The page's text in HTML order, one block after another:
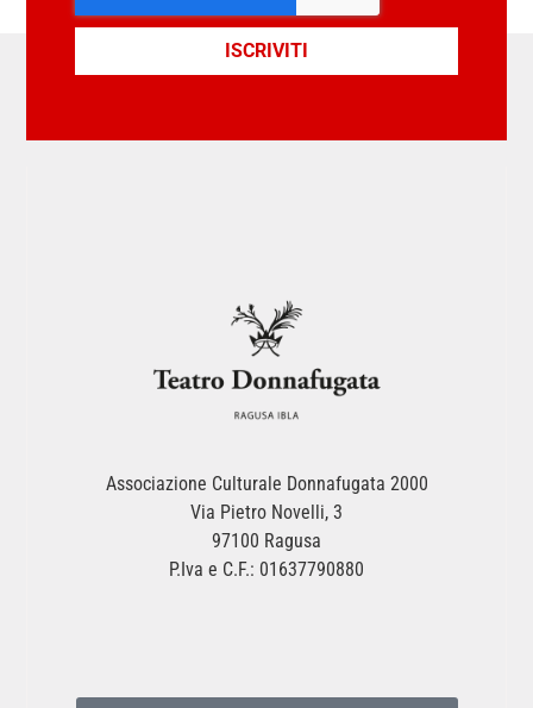
ISCRIVITI
Associazione Culturale Donnafugata 2000
Via Pietro Novelli, 3
97100 Ragusa
P.Iva e C.F.: 01637790880